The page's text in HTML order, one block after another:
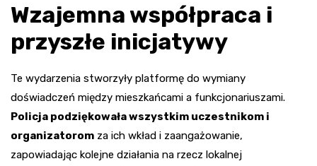
Wzajemna współpraca i
przyszłe inicjatywy
Te wydarzenia stworzyły platformę do wymiany
doświadczeń między mieszkańcami a funkcjonariuszami.
Policja podziękowała wszystkim uczestnikom i
organizatorom za ich wkład i zaangażowanie,
zapowiadając kolejne działania na rzecz lokalnej